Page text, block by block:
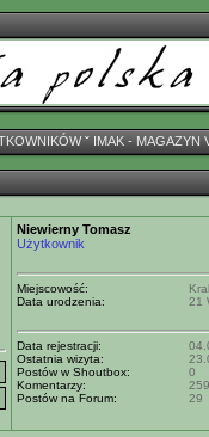
ˇ IMAK - MAGAZYN
Niewierny Tomasz
Użytkownik
Miejscowość:
Data urodzenia:
21
Data rejestracji:
Ostatnia wizyta:
Postów w Shoutbox:
0
Komentarzy:
259
Postów na Forum:
29